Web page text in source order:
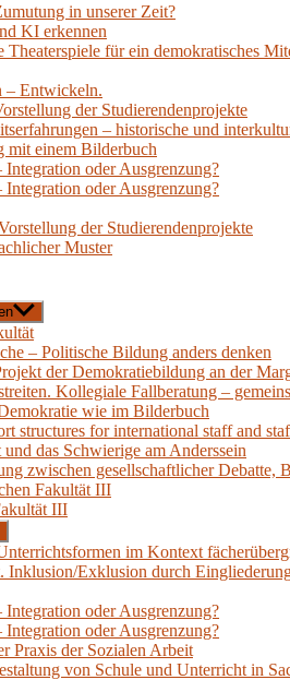
in unserer Zeit?
KI erkennen
für ein demokratisches
– Entwickeln.
der Studierendenprojekte
– historische und
mit einem Bilderbuch
oder Ausgrenzung?
oder Ausgrenzung?
der Studierendenprojekte
Muster
– Politische Bildung anders denken
der Demokratiebildung an der
Kollegiale Fallberatung –
wie im Bilderbuch
structures for international staff and
das Schwierige am Anderssein
zwischen gesellschaftlicher
Fakultät III
III
im Kontext
Inklusion/Exklusion durch
oder Ausgrenzung?
oder Ausgrenzung?
Praxis der Sozialen Arbeit
von Schule und Unterricht in